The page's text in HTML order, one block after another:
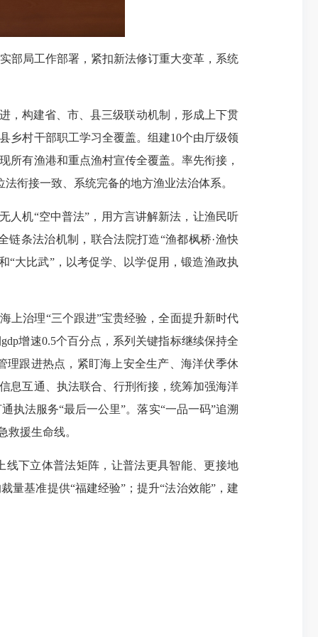
局工作部署，紧扣新法修订重大变革，系统
构建省、市、县三级联动机制，形成上下贯
乡村干部职工学习全覆盖。组建10个由厅级领
所有渔港和重点渔村宣传全覆盖。率先衔接，
衔接一致、系统完备的地方渔业法治体系。
机“空中普法”，用方言讲解新法，让渔民听
链条法治机制，联合法院打造“渔都枫桥·渔快
“大比武”，以考促学、以学促用，锻造渔政执
治理“三个跟进”宝贵经验，全面提升新时代
增速0.5个百分点，系列关键指标继续保持全
理跟进热点，紧盯海上安全生产、海洋伏季休
息互通、执法联合、行刑衔接，统筹加强海洋
执法服务“最后一公里”。落实“一品一码”追溯
救援生命线。
下立体普法矩阵，让普法更具智能、更接地
量基准提供“福建经验”；提升“法治效能”，建